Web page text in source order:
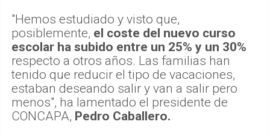
"Hemos estudiado y visto que,
posiblemente, el coste del nuevo curso
escolar ha subido entre un 25% y un 30%
respecto a otros años. Las familias han
tenido que reducir el tipo de vacaciones,
estaban deseando salir y van a salir pero
menos", ha lamentado el presidente de
CONCAPA, Pedro Caballero.